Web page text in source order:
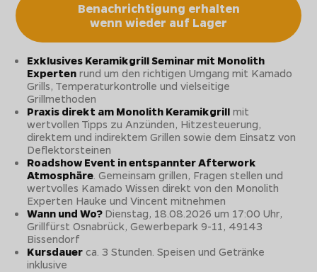
Benachrichtigung erhalten
wenn wieder auf Lager
Exklusives Keramikgrill Seminar mit Monolith
Experten rund um den richtigen Umgang mit Kamado
Grills, Temperaturkontrolle und vielseitige
Grillmethoden
Praxis direkt am Monolith Keramikgrill mit
wertvollen Tipps zu Anzünden, Hitzesteuerung,
direktem und indirektem Grillen sowie dem Einsatz von
Deflektorsteinen
Roadshow Event in entspannter Afterwork
Atmosphäre. Gemeinsam grillen, Fragen stellen und
wertvolles Kamado Wissen direkt von den Monolith
Experten Hauke und Vincent mitnehmen
Wann und Wo? Dienstag, 18.08.2026 um 17:00 Uhr,
Grillfürst Osnabrück, Gewerbepark 9-11, 49143
Bissendorf
Kursdauer ca. 3 Stunden. Speisen und Getränke
inklusive